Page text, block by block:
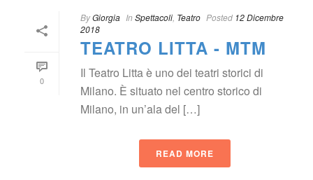
0
ByGiorgia In Spettacoli Teatro Posted 12 Dicembre
2018
TEATRO LITTA - MTM
Il Teatro Litta è uno dei teatri storici di
Milano. È situato nel centro storico di
Milano, in un’ala del […]
READ MORE